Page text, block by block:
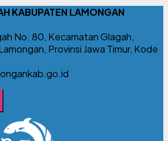
KABUPATEN LAMONGAN
No. 80, Kecamatan Glagah,
Provinsi Jawa Timur, Kode